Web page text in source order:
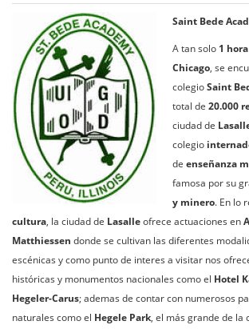
Saint Bede
A tan solo 1
Chicago, se
colegioSaint
total de 20.000
ciudad de
colegio
de enseñanza
famosa por su
y minero. En lo
cultura, la ciudad de Lasalleofrece actuaciones en
Matthiessen donde se cultivan las diferentes
escénicas y como punto de interes a visitar nos
históricas y monumentos nacionales como el Hotel
Hegeler-Carus; ademas de contar con numerosos
naturales como el Hegele Park, el más grande de la